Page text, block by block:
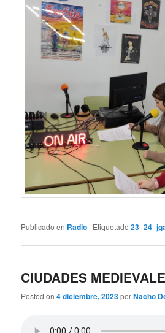
Publicado en Radio | Etiquetado
CIUDADES
Posted on4 diciembre, 2023porNacho